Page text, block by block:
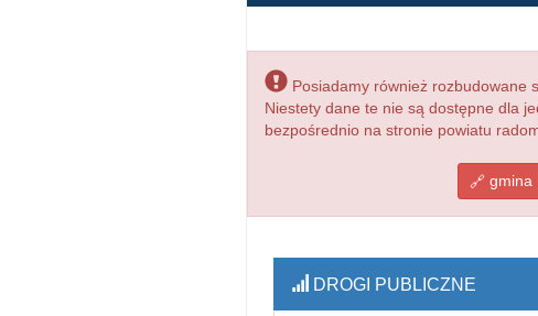
Posiadamy również rozbudowane
Niestety dane te nie są dostępne dla
bezpośrednio na stronie powiatu
gmina
DROGI PUBLICZNE